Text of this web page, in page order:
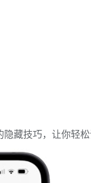
藏技巧，让你轻松